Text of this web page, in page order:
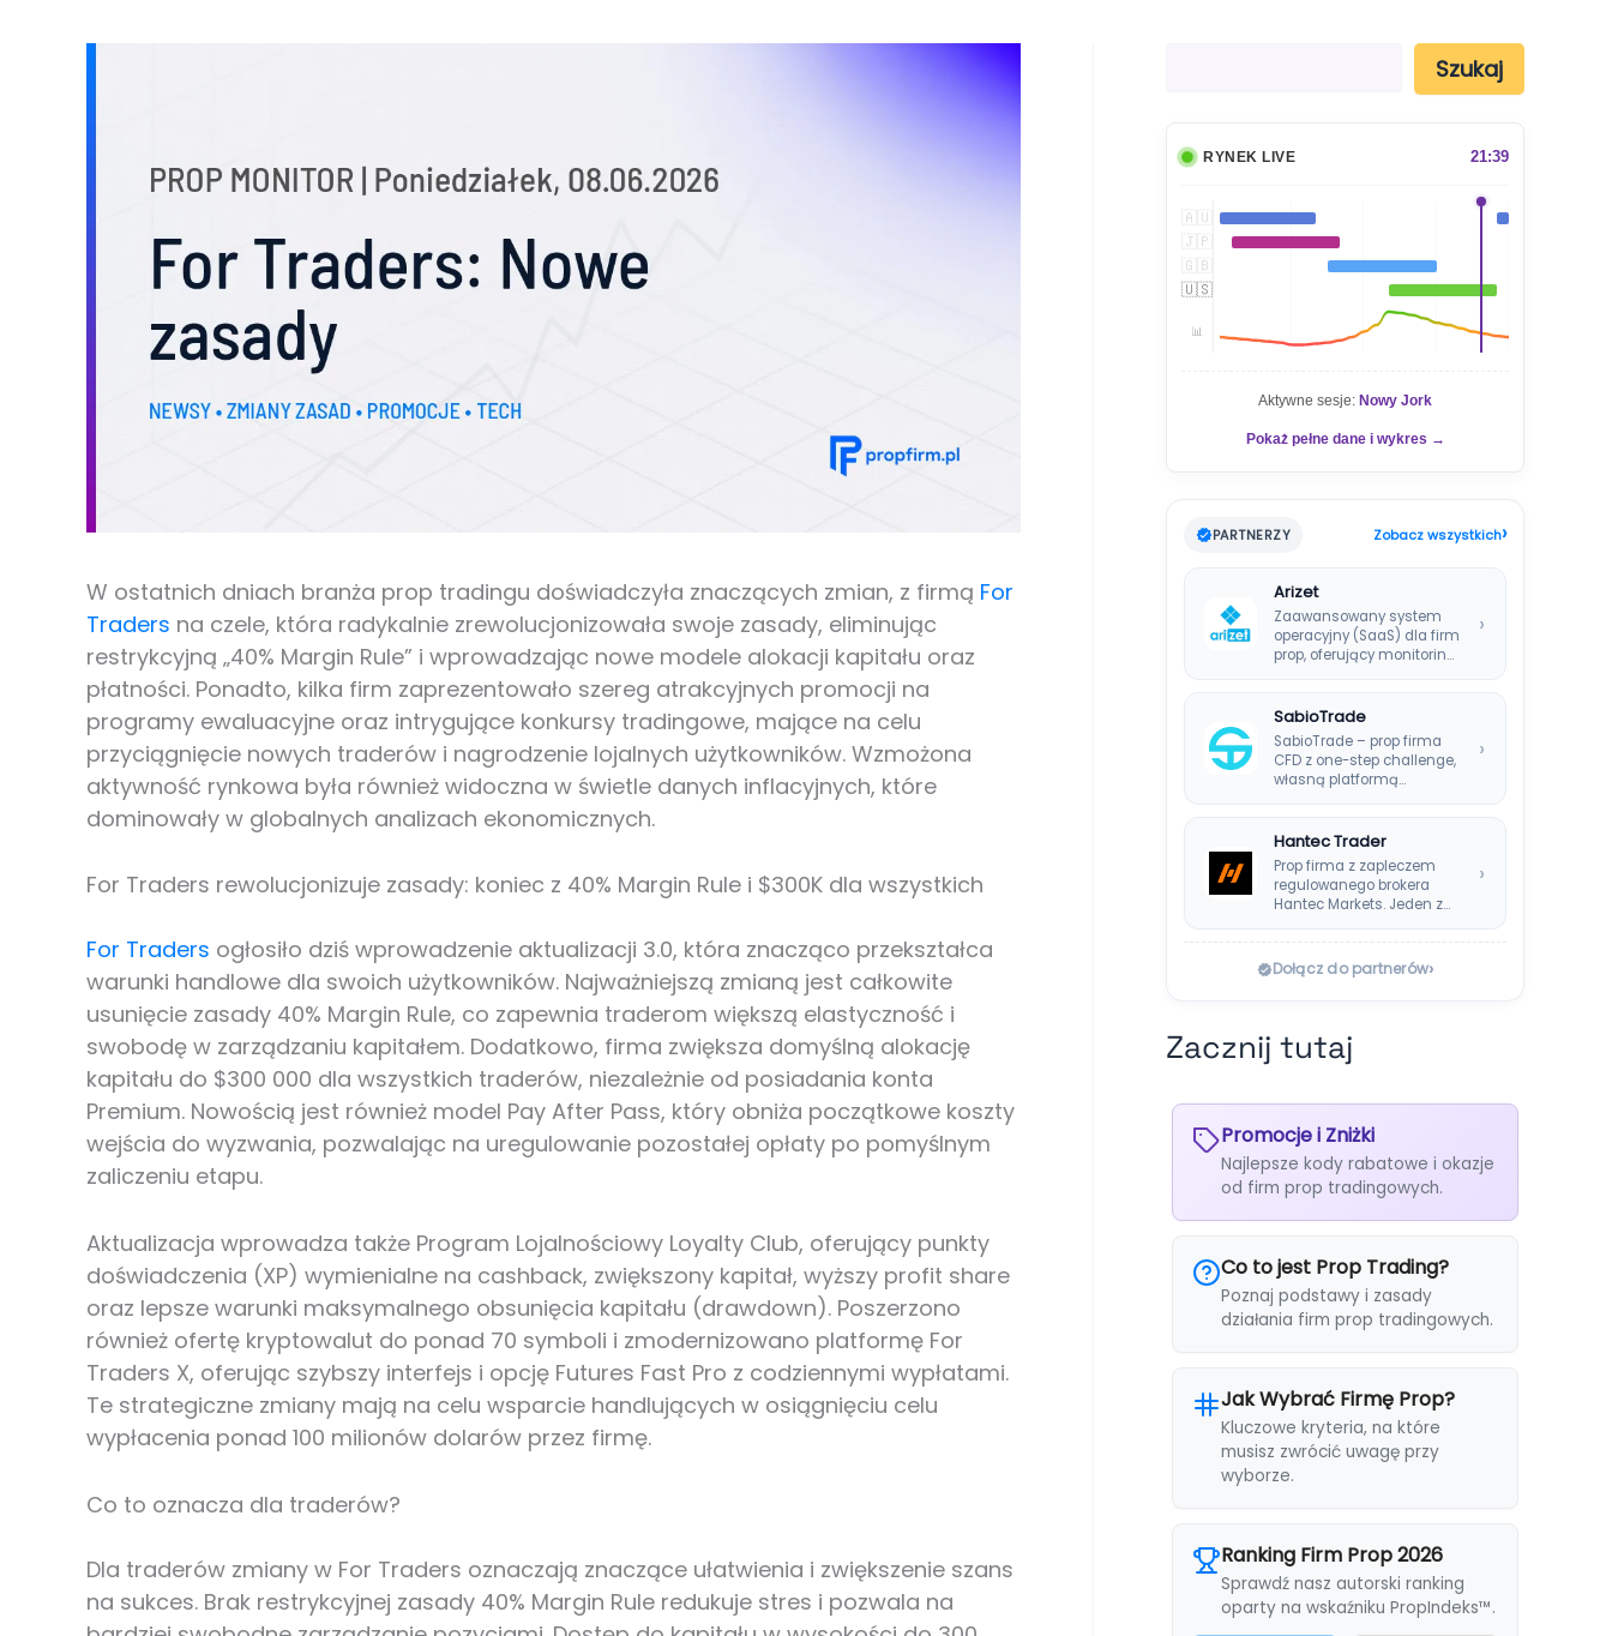
W ostatnich dniach branża prop tradingu doświadczyła znaczących zmian, z firmą For
Traders na czele, która radykalnie zrewolucjonizowała swoje zasady, eliminując
restrykcyjną „40% Margin Rule” i wprowadzając nowe modele alokacji kapitału oraz
płatności. Ponadto, kilka firm zaprezentowało szereg atrakcyjnych promocji na
programy ewaluacyjne oraz intrygujące konkursy tradingowe, mające na celu
przyciągnięcie nowych traderów i nagrodzenie lojalnych użytkowników. Wzmożona
aktywność rynkowa była również widoczna w świetle danych inflacyjnych, które
dominowały w globalnych analizach ekonomicznych.
For Traders rewolucjonizuje zasady: koniec z 40% Margin Rule i $300K dla wszystkich
For Traders ogłosiło dziś wprowadzenie aktualizacji 3.0, która znacząco przekształca
warunki handlowe dla swoich użytkowników. Najważniejszą zmianą jest całkowite
usunięcie zasady 40% Margin Rule, co zapewnia traderom większą elastyczność i
swobodę w zarządzaniu kapitałem. Dodatkowo, firma zwiększa domyślną alokację
kapitału do $300 000 dla wszystkich traderów, niezależnie od posiadania konta
Premium. Nowością jest również model Pay After Pass, który obniża początkowe koszty
wejścia do wyzwania, pozwalając na uregulowanie pozostałej opłaty po pomyślnym
zaliczeniu etapu.
Aktualizacja wprowadza także Program Lojalnościowy Loyalty Club, oferujący punkty
doświadczenia (XP) wymienialne na cashback, zwiększony kapitał, wyższy profit share
oraz lepsze warunki maksymalnego obsunięcia kapitału (drawdown). Poszerzono
również ofertę kryptowalut do ponad 70 symboli i zmodernizowano platformę For
Traders X, oferując szybszy interfejs i opcję Futures Fast Pro z codziennymi wypłatami.
Te strategiczne zmiany mają na celu wsparcie handlujących w osiągnięciu celu
wypłacenia ponad 100 milionów dolarów przez firmę.
Co to oznacza dla traderów?
Dla traderów zmiany w For Traders oznaczają znaczące ułatwienia i zwiększenie szans
na sukces. Brak restrykcyjnej zasady 40% Margin Rule redukuje stres i pozwala na
Szukaj
RYNEK LIVE 21:39
🇦🇺
🇯🇵
🇬🇧
🇺🇸
📊
Aktywne sesje: Nowy Jork
Pokaż pełne dane i wykres →
PARTNERZY Zobacz wszystkich›
Arizet
Zaawansowany system
operacyjny (SaaS) dla firm
prop, oferujący monitoring
rzeczywistym i…
›
SabioTrade
SabioTrade – prop firma
CFD z one-step challenge,
własną platformą
wypłatami co…
›
Hantec Trader
Prop firma z zapleczem
regulowanego brokera
Hantec Markets. Jeden z
wyborów dla polskich…
›
Dołącz do partnerów›
Zacznij tutaj
Promocje i Zniżki
Najlepsze kody rabatowe i okazje
od firm prop tradingowych.
Co to jest Prop Trading?
Poznaj podstawy i zasady
działania firm prop tradingowych.
Jak Wybrać Firmę Prop?
Kluczowe kryteria, na które
musisz zwrócić uwagę przy
wyborze.
Ranking Firm Prop 2026
Sprawdź nasz autorski ranking
oparty na wskaźniku PropIndeks™.